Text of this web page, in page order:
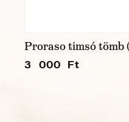
Proraso timsó tömb
3 000 Ft